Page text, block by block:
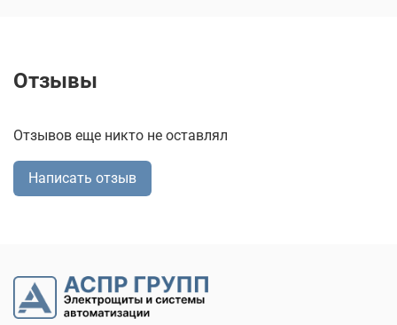
Отзывы
Отзывов еще никто не оставлял
Написать отзыв